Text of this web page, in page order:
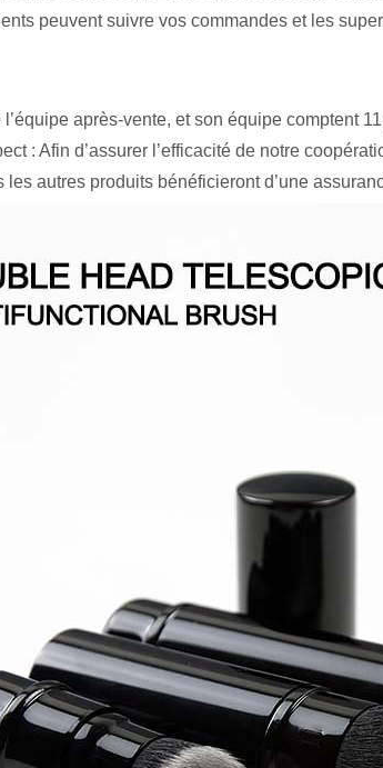
peuvent suivre vos commandes et les
après-vente, et son équipe comptent
: Afin d’assurer l’efficacité de notre
autres produits bénéficieront d’une